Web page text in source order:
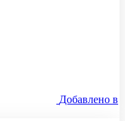
Добавлено в